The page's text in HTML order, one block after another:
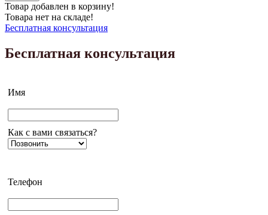
Товар добавлен в корзину!
Товара нет на складе!
Бесплатная консультация
Бесплатная консультация
Имя
Как с вами связаться?
Телефон